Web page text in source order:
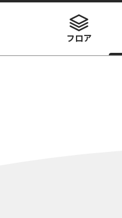
フロア